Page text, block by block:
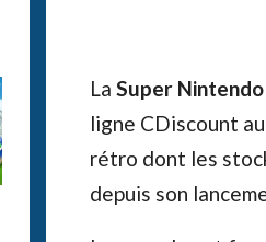
La Super
ligne CDiscount
rétro dont les
depuis son